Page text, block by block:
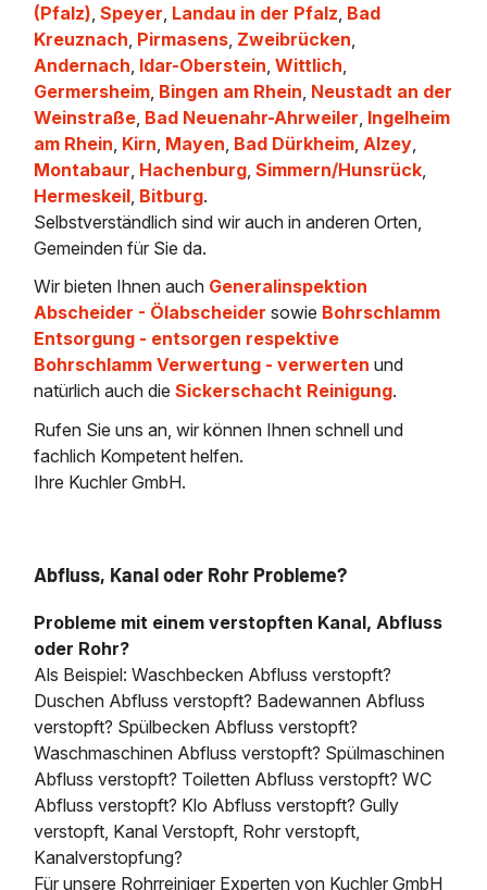
(Pfalz),Speyer, Landau in der Pfalz, Bad
Kreuznach, Pirmasens, Zweibrücken,
Andernach, Idar-Oberstein,Wittlich,
Germersheim, Bingen am Rhein, Neustadt an der
Weinstraße, Bad Neuenahr-Ahrweiler, Ingelheim
am Rhein, Kirn, Mayen, Bad Dürkheim,Alzey,
Montabaur, Hachenburg,Simmern/Hunsrück,
Hermeskeil, Bitburg.
Selbstverständlich sind wir auch in anderen Orten,
Gemeinden für Sie da.
Wir bieten Ihnen auch Generalinspektion
Abscheider - Ölabscheider sowie Bohrschlamm
Entsorgung - entsorgen respektive
Bohrschlamm Verwertung - verwerten und
natürlich auch dieSickerschacht Reinigung.
Rufen Sie uns an, wir können Ihnen schnell und
fachlich Kompetent helfen.
Ihre Kuchler GmbH.
Abfluss, Kanal oder Rohr Probleme?
Probleme mit einem verstopften Kanal, Abfluss
oder Rohr?
Als Beispiel: Waschbecken Abfluss verstopft?
Duschen Abfluss verstopft? Badewannen Abfluss
verstopft? Spülbecken Abfluss verstopft?
Waschmaschinen Abfluss verstopft? Spülmaschinen
Abfluss verstopft? Toiletten Abfluss verstopft? WC
Abfluss verstopft? Klo Abfluss verstopft? Gully
verstopft, Kanal Verstopft, Rohr verstopft,
Kanalverstopfung?
Für unsere Rohrreiniger Experten von Kuchler GmbH